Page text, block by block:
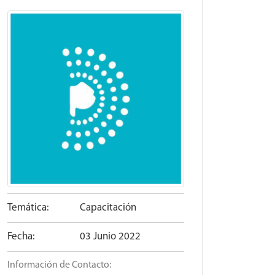
Temática: Capacitación
Fecha: 03 Junio 2022
Información de Contacto: